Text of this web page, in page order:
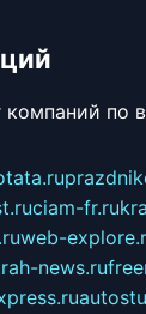
компаний по
ciam-fr.ru
web-
news.ru